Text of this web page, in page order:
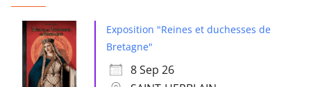
Exposition "Reines et duchesses de
Bretagne"
8 Sep 26